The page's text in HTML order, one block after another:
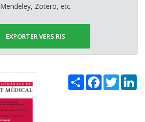
Mendeley, Zotero, etc.
EXPORTER VERS RIS
Share Facebook
Twitter